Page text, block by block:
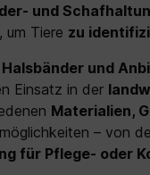
und
um Tiere zu
Halsbänder und
Einsatz in der
Materialien,
– von
für Pflege- oder